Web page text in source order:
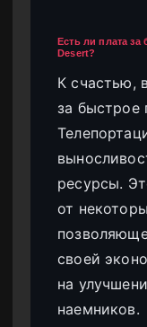
Есть ли плата
Desert?
К счастью,
за быстрое
ресурсы.
от
своей
на
наемников.